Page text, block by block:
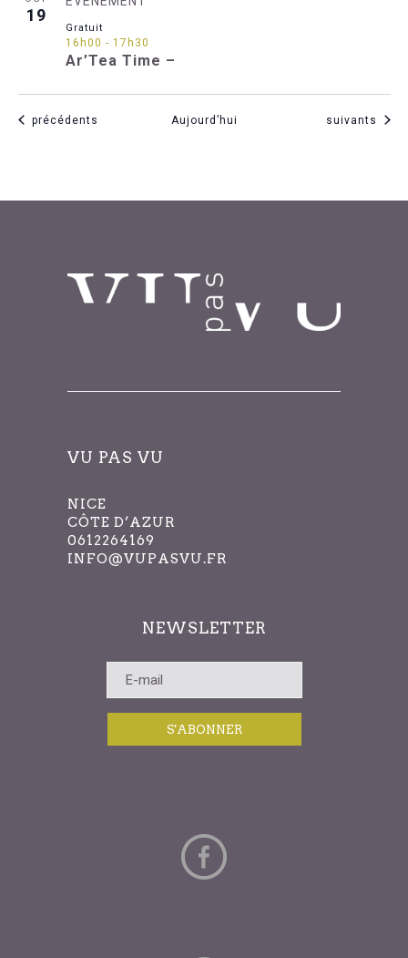
19
Ar’Tea Time –
16h00 - 17h30
Gratuit
Évènements
précédents Aujourd’hui Évènements
suivants
VU PAS VU
NICE
CÔTE D’AZUR
0612264169
INFO@VUPASVU.FR
NEWSLETTER
S'ABONNER